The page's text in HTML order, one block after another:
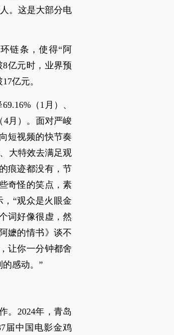
。这是大部分电
链条，使得“阿
亿元时，业界预
亿元。
（1月）、
4月）。面对严峻
短视频的快节奏
大特效去满足观
痕迹都没有，节
奇怪的笑点，素
“观众是火眼金
词好像很虚，然
嬷的情书》谈不
让你一分钟都舍
感动。”
。2024年，青岛
届中国电影金鸡